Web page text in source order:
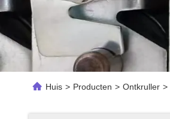
Huis > Producten > Ontkruller >